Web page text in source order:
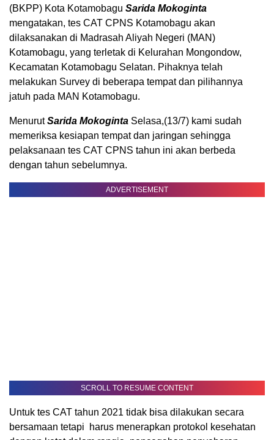
(BKPP) Kota Kotamobagu Sarida Mokoginta
mengatakan, tes CAT CPNS Kotamobagu akan
dilaksanakan di Madrasah Aliyah Negeri (MAN)
Kotamobagu, yang terletak di Kelurahan Mongondow,
Kecamatan Kotamobagu Selatan. Pihaknya telah
melakukan Survey di beberapa tempat dan pilihannya
jatuh pada MAN Kotamobagu.
MenurutSarida Mokoginta Selasa,(13/7) kami sudah
memeriksa kesiapan tempat dan jaringan sehingga
pelaksanaan tes CAT CPNS tahun ini akan berbeda
dengan tahun sebelumnya.
ADVERTISEMENT
SCROLL TO RESUME CONTENT
Untuk tes CAT tahun 2021 tidak bisa dilakukan secara
bersamaan tetapi harus menerapkan protokol kesehatan